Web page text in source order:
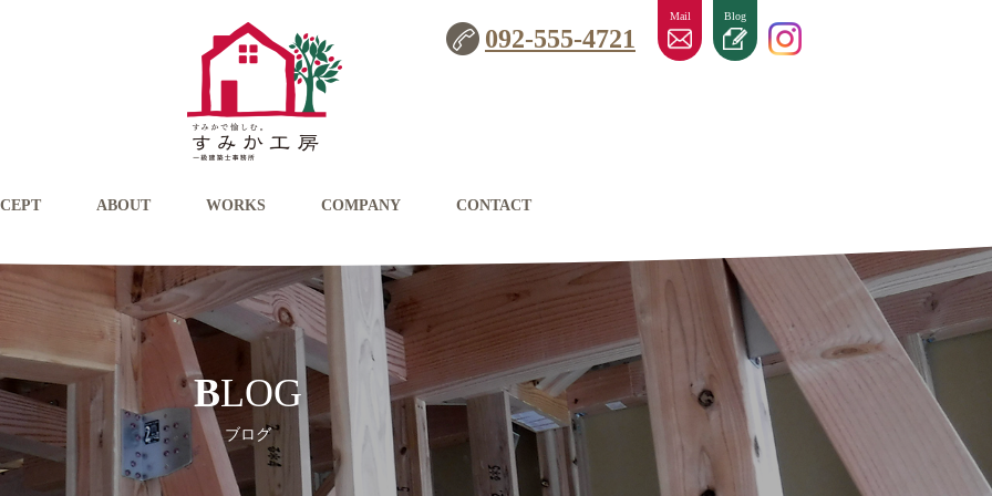
ABOUT WORKS COMPANY CONTACT
092-555-4721
Mail Blog
BLOG
ブログ